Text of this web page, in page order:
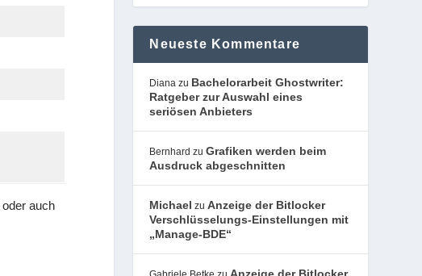
oder auch
Neueste Kommentare
Diana zu Bachelorarbeit Ghostwriter:
Ratgeber zur Auswahl eines
seriösen Anbieters
Bernhard zuGrafiken werden beim
Ausdruck abgeschnitten
Michael zuAnzeige der Bitlocker
Verschlüsselungs-Einstellungen mit
„Manage-BDE“